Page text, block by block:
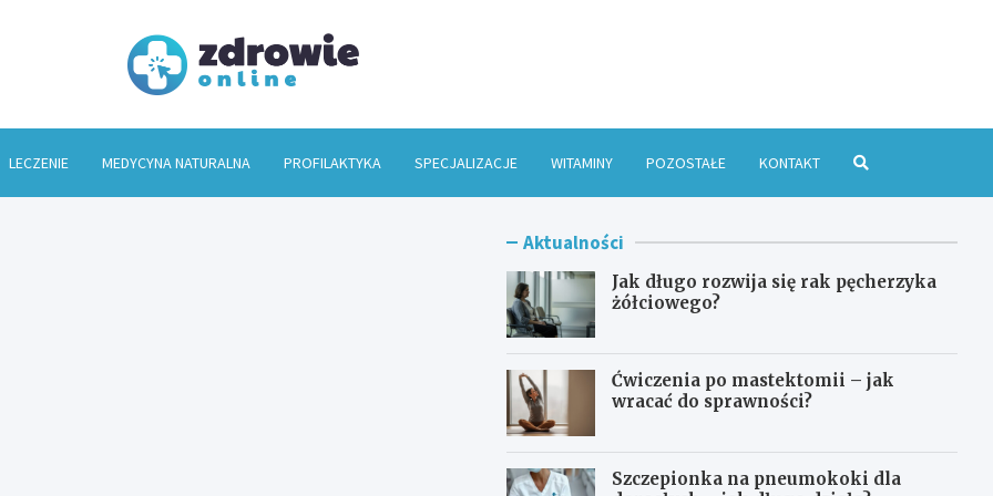
LECZENIE MEDYCYNA NATURALNA PROFILAKTYKA SPECJALIZACJE WITAMINY POZOSTAŁE KONTAKT
Aktualności
Jak długo rozwija się rak pęcherzyka
żółciowego?
Ćwiczenia po mastektomii – jak
wracać do sprawności?
Szczepionka na pneumokoki dla